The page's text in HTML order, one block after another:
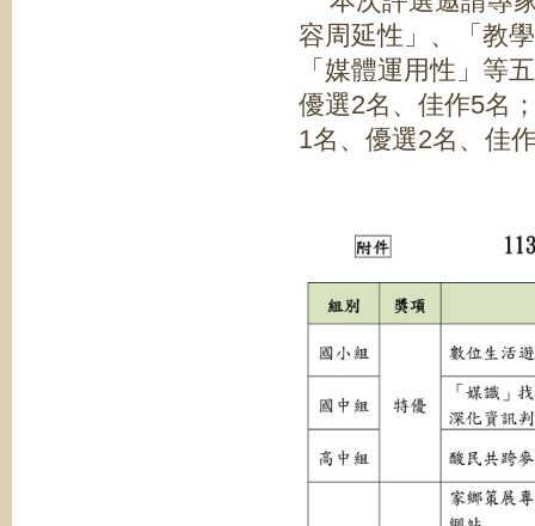
容周延性」、「教
「媒體運用性」等
優選2名、佳作5名
1名、優選2名、佳